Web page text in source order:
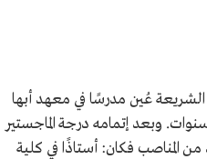
الشريعة عُين مدرسًا في معهد أبها
ست سنوات. وبعد إتمامه درجة الماجستير
المناصب فكان: أستاذًا في كلية